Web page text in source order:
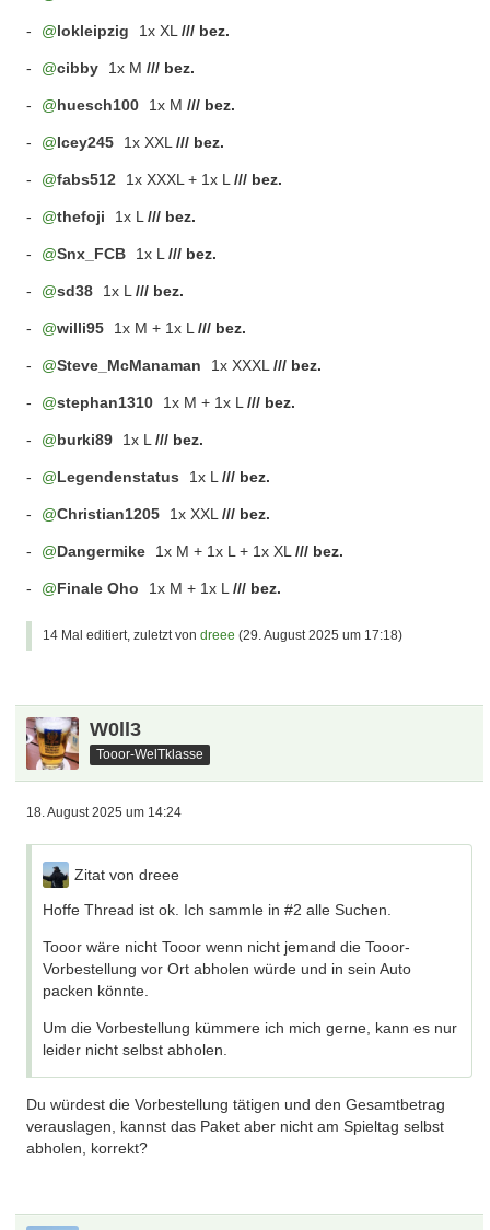
- lokleipzig 1x XL/// bez.
- cibby 1x M/// bez.
- huesch100 1x M/// bez.
- Icey245 1x XXL/// bez.
- fabs512 1x XXXL + 1x L/// bez.
- thefoji 1x L/// bez.
- Snx_FCB 1x L/// bez.
- sd38 1x L/// bez.
- willi95 1x M + 1x L/// bez.
- Steve_McManaman 1x XXXL/// bez.
- stephan1310 1x M + 1x L/// bez.
- burki89 1x L/// bez.
- Legendenstatus 1x L/// bez.
- Christian1205 1x XXL/// bez.
- Dangermike 1x M + 1x L + 1x XL/// bez.
- Finale Oho 1x M + 1x L/// bez.
14 Mal editiert, zuletzt vondreee (29. August 2025 um 17:18)
W0ll3
Tooor-WelTklasse
18. August 2025 um 14:24
Zitat von dreee
Hoffe Thread ist ok. Ich sammle in #2 alle Suchen.
Tooor wäre nicht Tooor wenn nicht jemand die Tooor-
Vorbestellung vor Ort abholen würde und in sein Auto
packen könnte.
Um die Vorbestellung kümmere ich mich gerne, kann es nur
leider nicht selbst abholen.
Du würdest die Vorbestellung tätigen und den Gesamtbetrag
verauslagen, kannst das Paket aber nicht am Spieltag selbst
abholen, korrekt?